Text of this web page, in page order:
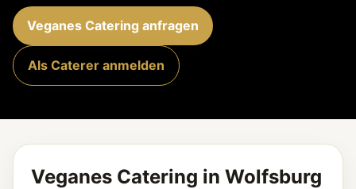
Veganes Catering anfragen
Als Caterer anmelden
Veganes Catering in Wolfsburg